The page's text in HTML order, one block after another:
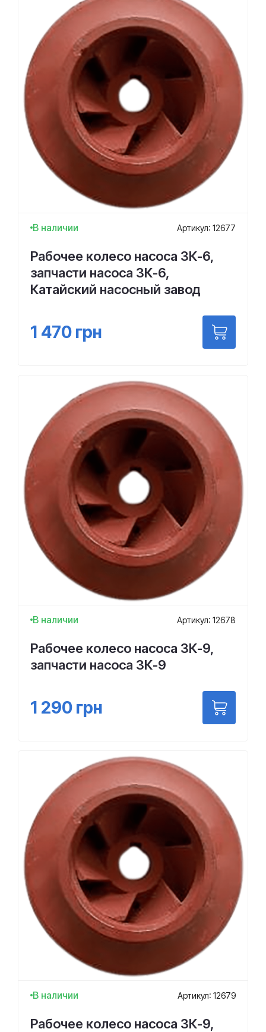
В наличии Артикул: 12677
Рабочее колесо насоса 3К-6,
запчасти насоса 3К-6,
Катайский насосный завод
1 470 грн
В наличии Артикул: 12678
Рабочее колесо насоса 3К-9,
запчасти насоса 3К-9
1 290 грн
В наличии Артикул: 12679
Рабочее колесо насоса 3К-9,